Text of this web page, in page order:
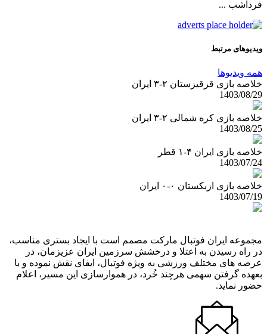
فرداشب ...
ویدیوهای مرتبط
همه ویدیوها
خلاصه بازی قرقیزستان ۲-۳ ایران
1403/08/29
خلاصه بازی کره شمالی ۲-۳ ایران
1403/08/25
خلاصه بازی ایران ۴-۱ قطر
1403/07/24
خلاصه بازی ازبکستان ۰-۰ ایران
1403/07/19
مجموعه ایران فوتبال مارکت مصمم است با ایجاد بستری مناسب،
در راه رسیدن به اعتلا و درخشش سرزمین ایران عزیزمان، در
عرصه های مختلف ورزشی به ویژه فوتبال، ایفای نقش نموده و با
بعهده گرفتن سهمی هرچند خُرد، در هموارسازی این مسیر، اعلام
حضور نماید.